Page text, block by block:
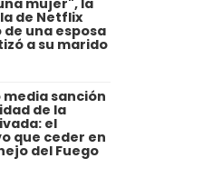
mujer", la
de Netflix
de una esposa
a su marido
media sanción
de la
el
que ceder en
del Fuego